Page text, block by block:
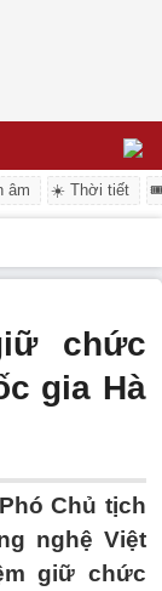
âm ☀️ Thời tiết
chức
gia Hà
Chủ tịch
nghệ Việt
giữ chức